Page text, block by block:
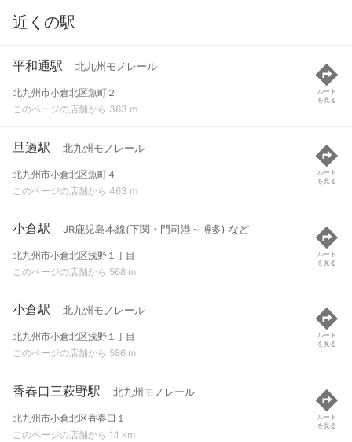
近くの駅
平和通駅 北九州モノレール
北九州市小倉北区魚町２
このページの店舗から 363 m
ルート
を見る
旦過駅 北九州モノレール
北九州市小倉北区魚町４
このページの店舗から 463 m
ルート
を見る
小倉駅 JR鹿児島本線(下関・門司港～博多) など
北九州市小倉北区浅野１丁目
このページの店舗から 568 m
ルート
を見る
小倉駅 北九州モノレール
北九州市小倉北区浅野１丁目
このページの店舗から 586 m
ルート
を見る
香春口三萩野駅 北九州モノレール
北九州市小倉北区香春口１
このページの店舗から 1.1 km
ルート
を見る